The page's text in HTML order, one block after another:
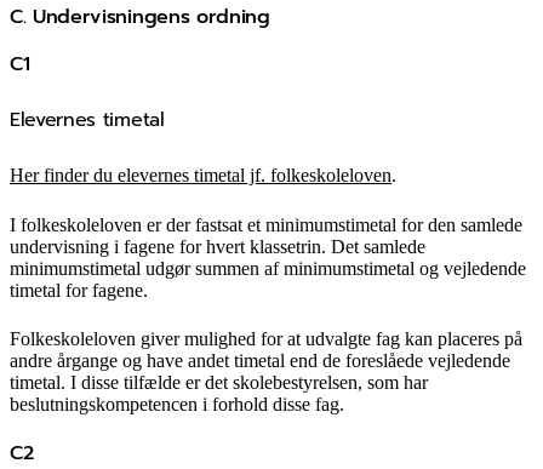
C. Undervisningens ordning
C1
Elevernes timetal
Her finder du elevernes timetal jf. folkeskoleloven.
I folkeskoleloven er der fastsat et minimumstimetal for den samlede
undervisning i fagene for hvert klassetrin. Det samlede
minimumstimetal udgør summen af minimumstimetal og vejledende
timetal for fagene.
Folkeskoleloven giver mulighed for at udvalgte fag kan placeres på
andre årgange og have andet timetal end de foreslåede vejledende
timetal. I disse tilfælde er det skolebestyrelsen, som har
beslutningskompetencen i forhold disse fag.
C2